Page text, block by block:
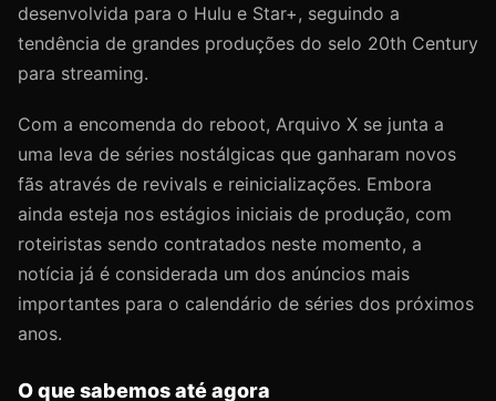
desenvolvida para o Hulu e Star+, seguindo a
tendência de grandes produções do selo 20th Century
para streaming.
Com a encomenda do reboot, Arquivo X se junta a
uma leva de séries nostálgicas que ganharam novos
fãs através de revivals e reinicializações. Embora
ainda esteja nos estágios iniciais de produção, com
roteiristas sendo contratados neste momento, a
notícia já é considerada um dos anúncios mais
importantes para o calendário de séries dos próximos
anos.
O que sabemos até agora